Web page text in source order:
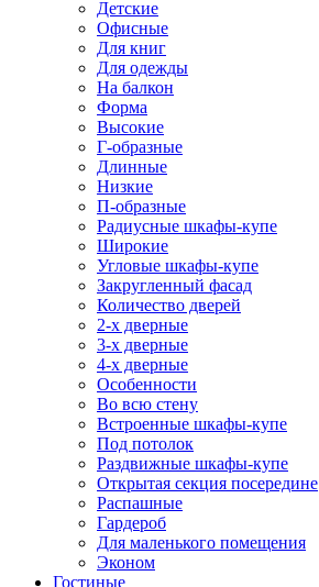
Детские
Офисные
Для книг
Для одежды
На балкон
Форма
Высокие
Г-образные
Длинные
Низкие
П-образные
Радиусные шкафы-купе
Широкие
Угловые шкафы-купе
Закругленный фасад
Количество дверей
2-х дверные
3-х дверные
4-х дверные
Особенности
Во всю стену
Встроенные шкафы-купе
Под потолок
Раздвижные шкафы-купе
Открытая секция посередине
Распашные
Гардероб
Для маленького помещения
Эконом
Гостиные